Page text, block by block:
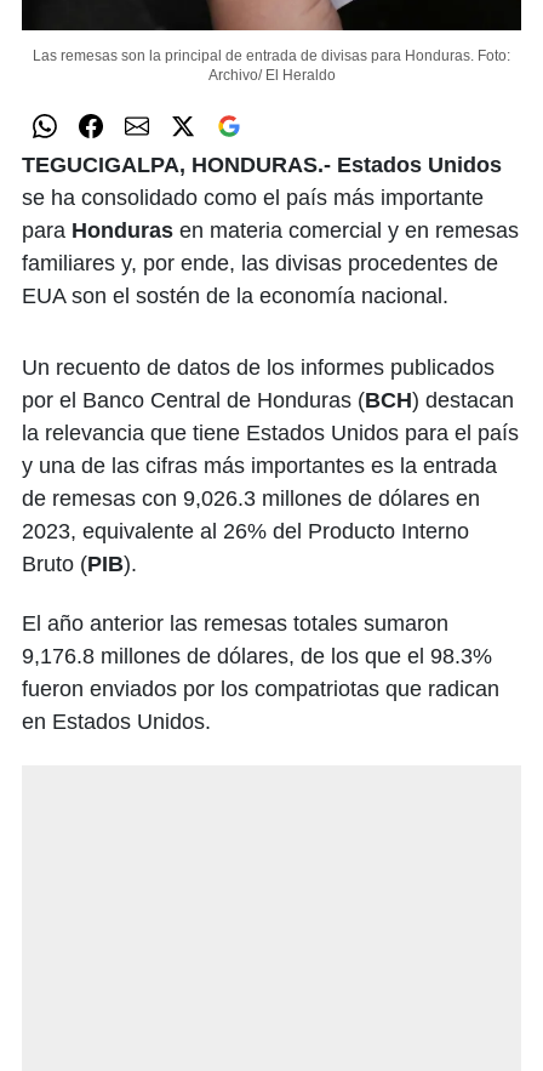
Las remesas son la principal de entrada de divisas para Honduras. Foto:
Archivo/ El Heraldo
TEGUCIGALPA, HONDURAS.- Estados Unidos
se ha consolidado como el país más importante
para Honduras en materia comercial y en remesas
familiares y, por ende, las divisas procedentes de
EUA son el sostén de la economía nacional.
Un recuento de datos de los informes publicados
por el Banco Central de Honduras (BCH) destacan
la relevancia que tiene Estados Unidos para el país
y una de las cifras más importantes es la entrada
de remesas con 9,026.3 millones de dólares en
2023, equivalente al 26% del Producto Interno
Bruto (PIB).
El año anterior las remesas totales sumaron
9,176.8 millones de dólares, de los que el 98.3%
fueron enviados por los compatriotas que radican
en Estados Unidos.